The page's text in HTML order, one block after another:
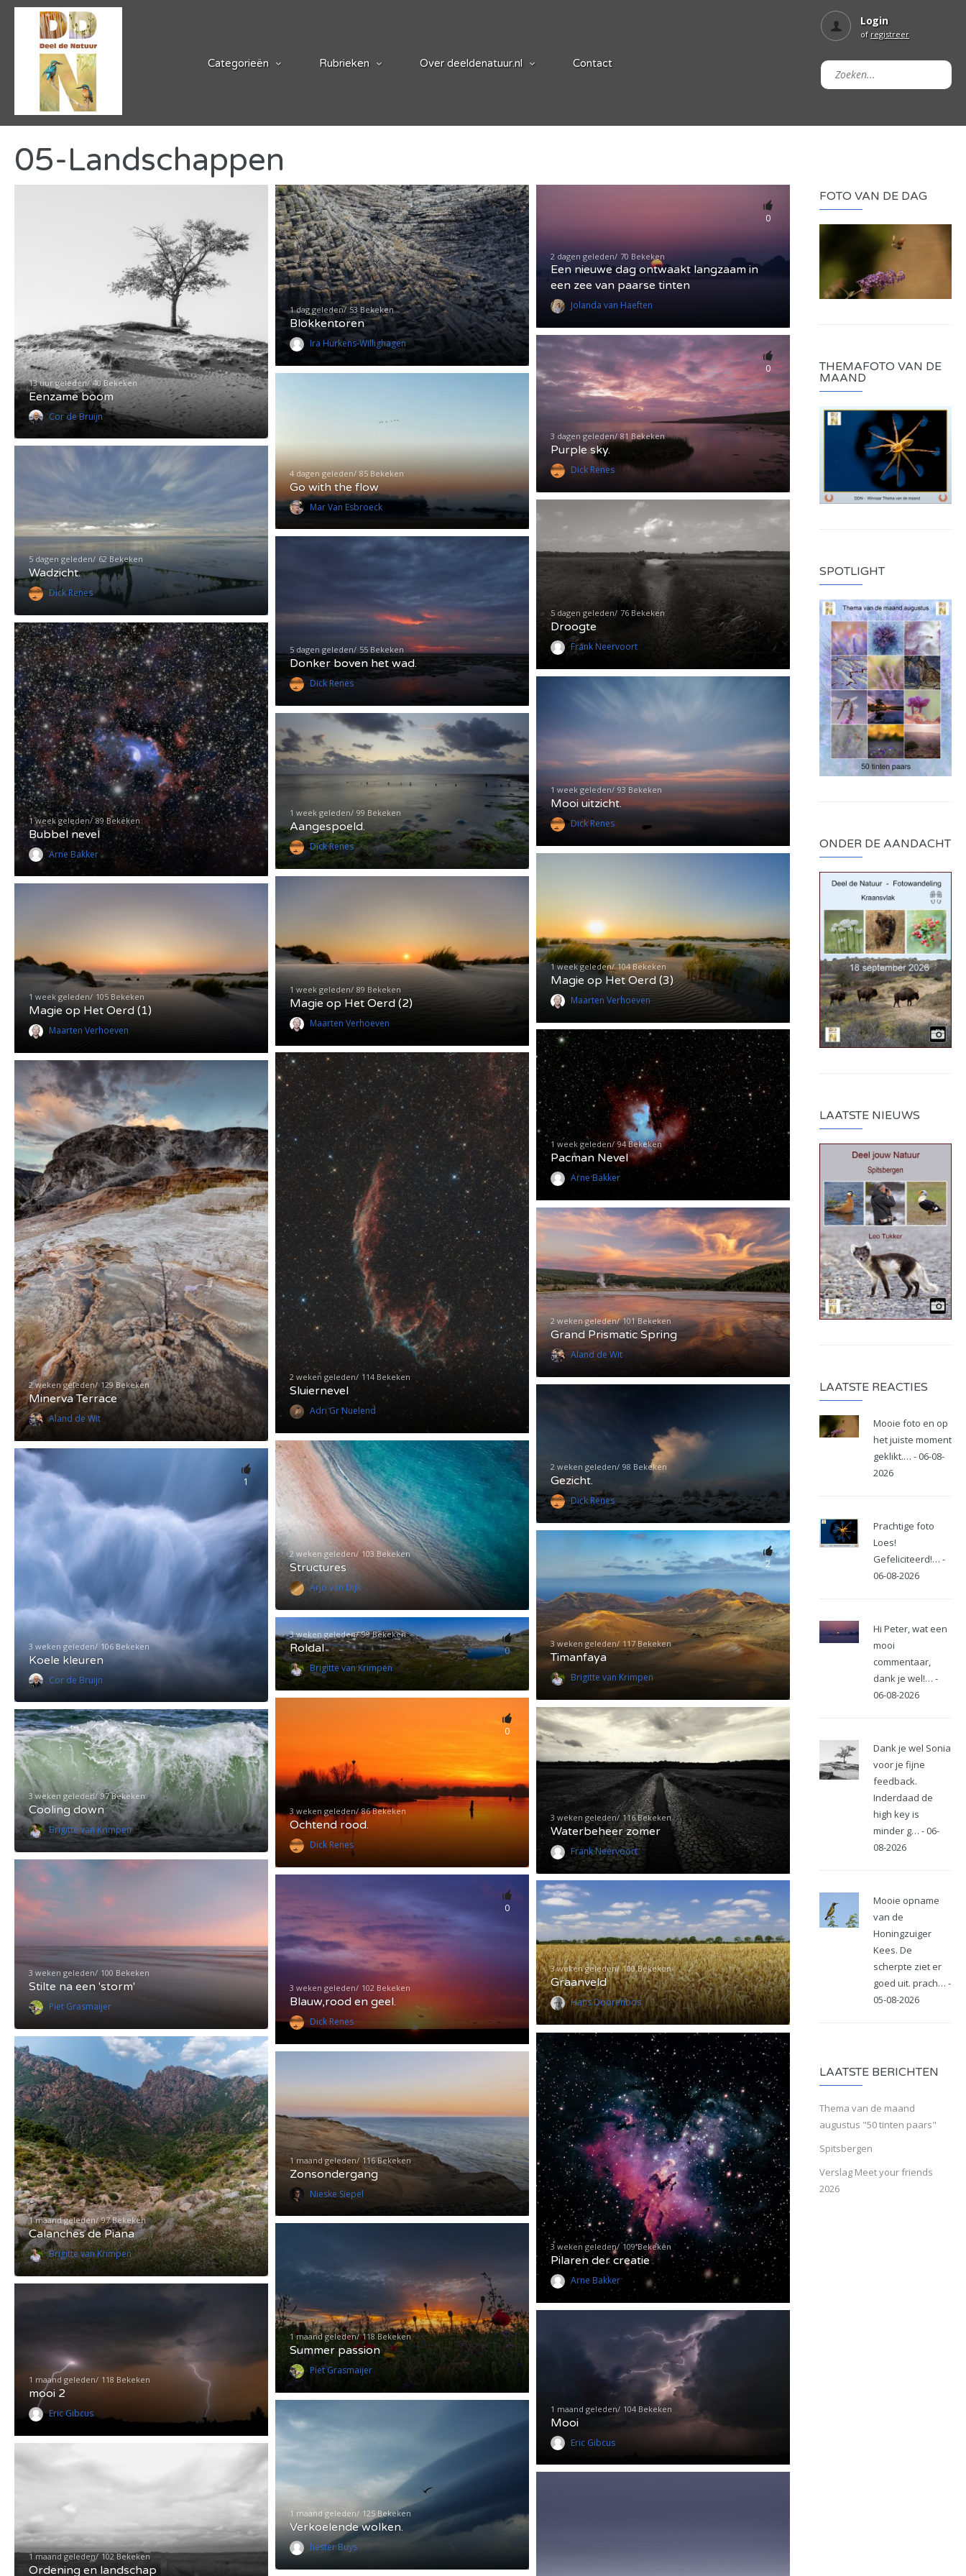
Categorieën Rubrieken Over deeldenatuur.nl Contact
Login
of registreer
05-Landschappen
13 uur geleden 40 Bekeken
Eenzame boom
Cor de Bruijn
1 dag geleden 53 Bekeken
Blokkentoren
Ira Hurkens-Willighagen
0
2 dagen geleden 70 Bekeken
Een nieuwe dag ontwaakt langzaam in
een zee van paarse tinten
Jolanda van Haeften
0
3 dagen geleden 81 Bekeken
Purple sky.
Dick Renes
4 dagen geleden 85 Bekeken
Go with the flow
Mar Van Esbroeck
5 dagen geleden 62 Bekeken
Wadzicht.
Dick Renes
5 dagen geleden 76 Bekeken
Droogte
Frank Neervoort
5 dagen geleden 55 Bekeken
Donker boven het wad.
Dick Renes
1 week geleden 89 Bekeken
Bubbel nevel
Arne Bakker
1 week geleden 93 Bekeken
Mooi uitzicht.
Dick Renes
1 week geleden 99 Bekeken
Aangespoeld.
Dick Renes
1 week geleden 104 Bekeken
Magie op Het Oerd (3)
Maarten Verhoeven
1 week geleden 89 Bekeken
Magie op Het Oerd (2)
Maarten Verhoeven
1 week geleden 105 Bekeken
Magie op Het Oerd (1)
Maarten Verhoeven
1 week geleden 94 Bekeken
Pacman Nevel
Arne Bakker
2 weken geleden 114 Bekeken
Sluiernevel
Adri Gr Nuelend
2 weken geleden 129 Bekeken
Minerva Terrace
Aland de Wit
2 weken geleden 101 Bekeken
Grand Prismatic Spring
Aland de Wit
2 weken geleden 98 Bekeken
Gezicht.
Dick Renes
2 weken geleden 103 Bekeken
Structures
Arjo van Dijk
1
3 weken geleden 106 Bekeken
Koele kleuren
Cor de Bruijn
2
3 weken geleden 117 Bekeken
Timanfaya
Brigitte van Krimpen
0
3 weken geleden 99 Bekeken
Roldal
Brigitte van Krimpen
0
3 weken geleden 86 Bekeken
Ochtend rood.
Dick Renes
3 weken geleden 116 Bekeken
Waterbeheer zomer
Frank Neervoort
3 weken geleden 97 Bekeken
Cooling down
Brigitte van Krimpen
3 weken geleden 100 Bekeken
Stilte na een 'storm'
Piet Grasmaijer
0
3 weken geleden 102 Bekeken
Blauw,rood en geel.
Dick Renes
3 weken geleden 100 Bekeken
Graanveld
Hans Doorenbos
3 weken geleden 109 Bekeken
Pilaren der creatie
Arne Bakker
1 maand geleden 97 Bekeken
Calanches de Piana
Brigitte van Krimpen
1 maand geleden 116 Bekeken
Zonsondergang
Nieske Siepel
1 maand geleden 118 Bekeken
Summer passion
Piet Grasmaijer
1 maand geleden 118 Bekeken
mooi 2
Eric Gibcus 1 maand geleden 104 Bekeken
Mooi
Eric Gibcus
1 maand geleden 125 Bekeken
Verkoelende wolken.
hester Buys
1 maand geleden 102 Bekeken
Ordening en landschap
FOTO VAN DE DAG
THEMAFOTO VAN DE
MAAND
SPOTLIGHT
ONDER DE AANDACHT
LAATSTE NIEUWS
LAATSTE REACTIES
Mooie foto en op
het juiste moment
geklikt.… - 06-08-
2026
Prachtige foto
Loes!
Gefeliciteerd!… -
06-08-2026
Hi Peter, wat een
mooi
commentaar,
dank je wel!… -
06-08-2026
Dank je wel Sonia
voor je fijne
feedback.
Inderdaad de
high key is
minder g… - 06-
08-2026
Mooie opname
van de
Honingzuiger
Kees. De
scherpte ziet er
goed uit. prach… -
05-08-2026
LAATSTE BERICHTEN
Thema van de maand
augustus "50 tinten paars"
Spitsbergen
Verslag Meet your friends
2026